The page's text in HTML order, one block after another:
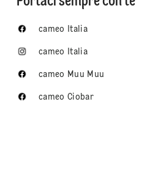
cameo Italia
cameo Italia
cameo Muu Muu
cameo Ciobar